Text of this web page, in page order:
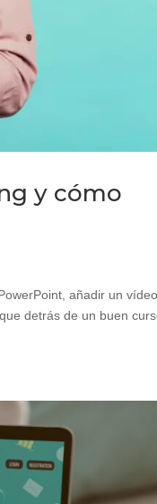
y cómo
añadir un
detrás de un buen